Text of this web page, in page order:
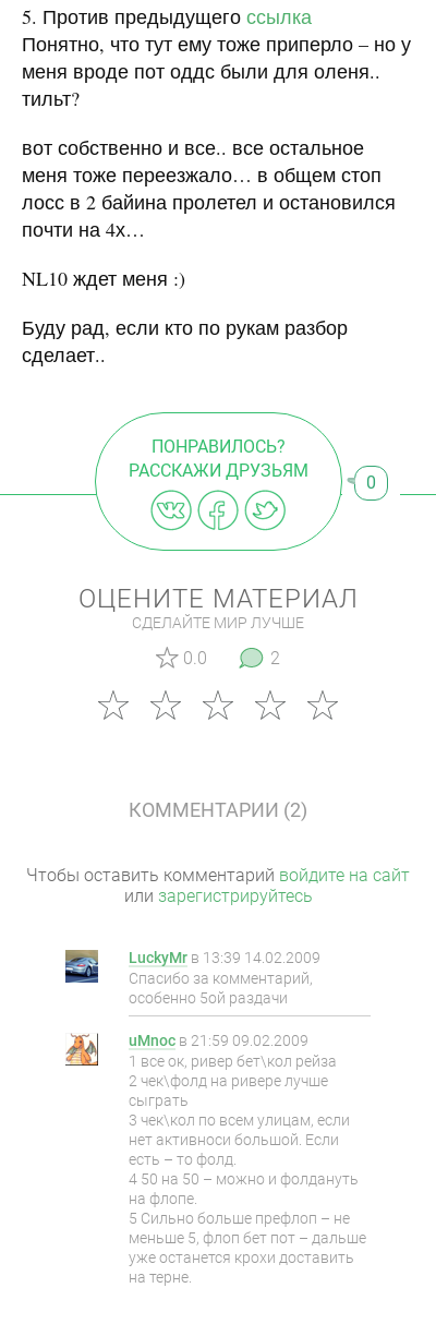
5. Против предыдущего ссылка
Понятно, что тут ему тоже приперло – но у
меня вроде пот оддс были для оленя..
тильт?
вот собственно и все.. все остальное
меня тоже переезжало… в общем стоп
лосс в 2 байина пролетел и остановился
почти на 4х…
NL10 ждет меня :)
Буду рад, если кто по рукам разбор
сделает..
ПОНРАВИЛОСЬ?
РАССКАЖИ ДРУЗЬЯМ
0
ОЦЕНИТЕ МАТЕРИАЛ
СДЕЛАЙТЕ МИР ЛУЧШЕ
0.0 2
КОММЕНТАРИИ (2)
Чтобы оставить комментарий войдите на сайт
или зарегистрируйтесь
LuckyMr в 13:39 14.02.2009
Спасибо за комментарий,
особенно 5ой раздачи
uMnoc в 21:59 09.02.2009
1 все ок, ривер бет\кол рейза
2 чек\фолд на ривере лучше
сыграть
3 чек\кол по всем улицам, если
нет активноси большой. Если
есть – то фолд.
4 50 на 50 – можно и фолдануть
на флопе.
5 Сильно больше префлоп – не
меньше 5, флоп бет пот – дальше
уже останется крохи доставить
на терне.